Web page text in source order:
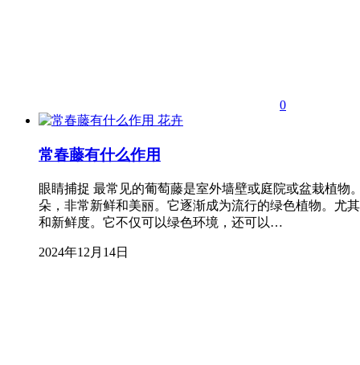
0
花卉
常春藤有什么作用
眼睛捕捉 最常见的葡萄藤是室外墙壁或庭院或盆栽植
朵，非常新鲜和美丽。它逐渐成为流行的绿色植物。尤
和新鲜度。它不仅可以绿色环境，还可以…
2024年12月14日